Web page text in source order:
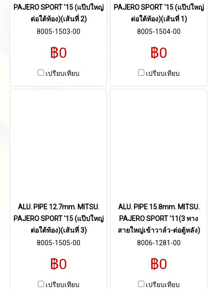
PAJERO SPORT '15 (แป๊ปใหญ่
ต่อใต้ท้อง)(เส้นที่ 2)
8005-1503-00
฿0
เปรียบเทียบ
PAJERO SPORT '15 (แป๊ปใหญ่
ต่อใต้ท้อง)(เส้นที่ 1)
8005-1504-00
฿0
เปรียบเทียบ
ALU. PIPE 12.7mm. MITSU.
PAJERO SPORT '15 (แป๊ปใหญ่
ต่อใต้ท้อง)(เส้นที่ 3)
8005-1505-00
฿0
เปรียบเทียบ
ALU. PIPE 15.8mm. MITSU.
PAJERO SPORT '11(3 ทาง
สายใหญ่เข้าวาล์ว-ต่อตู้หลัง)
8006-1281-00
฿0
เปรียบเทียบ